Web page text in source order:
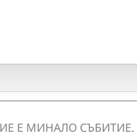
Е МИНАЛО СЪБИТИЕ.